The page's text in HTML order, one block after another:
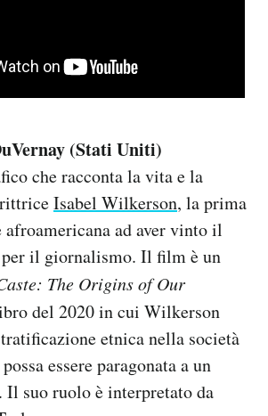
(Stati Uniti)
che racconta la vita e la
Isabel Wilkerson, la prima
ad aver vinto il
il giornalismo. Il film è un
The Origins of Our
del 2020 in cui Wilkerson
etnica nella società
essere paragonata a un
Il suo ruolo è interpretato da